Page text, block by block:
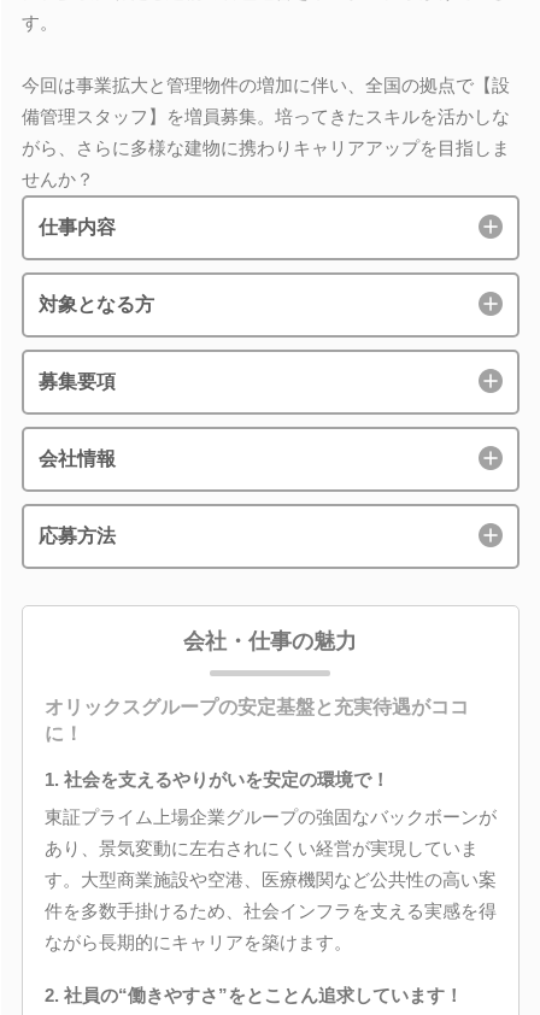
す。
今回は事業拡大と管理物件の増加に伴い、全国の拠点で【設
備管理スタッフ】を増員募集。培ってきたスキルを活かしな
がら、さらに多様な建物に携わりキャリアアップを目指しま
せんか？
仕事内容
対象となる方
募集要項
会社情報
応募方法
会社・仕事の魅力
オリックスグループの安定基盤と充実待遇がココ
に！
1. 社会を支えるやりがいを安定の環境で！
東証プライム上場企業グループの強固なバックボーンが
あり、景気変動に左右されにくい経営が実現していま
す。大型商業施設や空港、医療機関など公共性の高い案
件を多数手掛けるため、社会インフラを支える実感を得
ながら長期的にキャリアを築けます。
2. 社員の“働きやすさ”をとことん追求しています！